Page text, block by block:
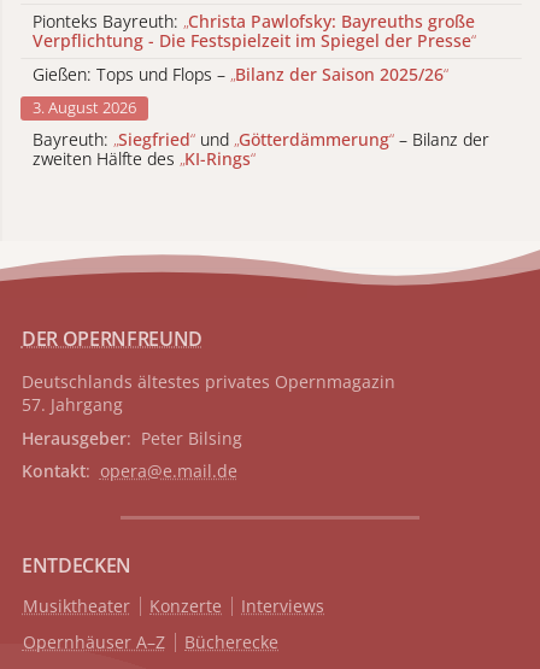
Pionteks Bayreuth: „Christa Pawlofsky: Bayreuths große
Verpflichtung - Die Festspielzeit im Spiegel der Presse“
Gießen: Tops und Flops – „Bilanz der Saison 2025/26“
3. August 2026
Bayreuth: „Siegfried“ und „Götterdämmerung“ – Bilanz der
zweiten Hälfte des „KI-Rings“
DER OPERNFREUND
Deutschlands ältestes privates Opernmagazin
57. Jahrgang
Herausgeber: Peter Bilsing
Kontakt: opera@e.mail.de
ENTDECKEN
Musiktheater Konzerte
Interviews
Opernhäuser A–Z
Bücherecke